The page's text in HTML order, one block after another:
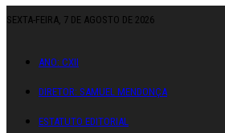
SEXTA-FEIRA, 7 DE AGOSTO DE 2026
ANO: CXII
DIRETOR: SAMUEL MENDONÇA
ESTATUTO EDITORIAL